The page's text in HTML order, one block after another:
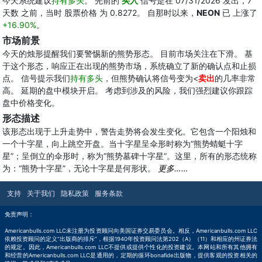
天数 之前，当时 股票价格 为 0.8272。 自那时以来， NEON 已 上涨了
+16.90%。
市场前景
今天的烛形提醒我们要警惕新的熊势形态。 目前市场关注在下滑。 基
于这个形态，响应正在出现的熊势市场，系统确立了新的确认点和止损
点。 信号提示我们持有多头 ，但熊势确认将信号变为<卖出的几率非常
高。 延期的盘中模块开启。 考虑到涉及的风险，我们强烈建议你跟踪
盘中价格变化。
形态描述
该形态出现于上升走势中，警告走势将会发生变化。它包含一个阳烛和
一个十字星，向上跳空开盘。当十字星呈伞形时称为“熊势蜻蜓十字
星”；呈倒立的伞形时，称为“熊势墓碑十字星”。这里，所有的形态统称
为：“熊势十字星”，无论十字星是何形状。
更多……
支持 关于我们 隐私政策 服务条款
免责声明：
Americanbulls.com LLC未注册为投资顾问向美国证券交易委员会。相反，Americanbulls.com LLC
依赖投资顾问的定义“出版商的排斥”，根据1940年投资顾问法第202（A）（11）和相应的州证券法
的规定。因此，Americanbulls.com LLC不提供或提供个性化的投资建议。本网站和所有其他拥有
和经营的Americanbulls.com LLC是通用的，定期的循环bonafide出版物，提供客观的投资相关的